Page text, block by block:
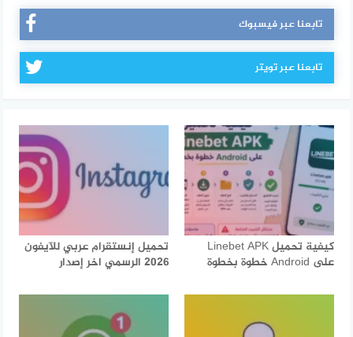
تابعنا عبر فيسبوك
تابعنا عبر تويتر
كيفية تحميل Linebet APK
على Android خطوة بخطوة
تحميل إنستقرام عربي للآيفون
2026 الرسمي اخر إصدار